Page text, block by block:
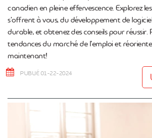
canadien en pleine effervescence. Explorez
s’offrent à vous, du développement de
durable, et obtenez des conseils pour réussir.
tendances du marché de l’emploi et
maintenant!
PUBLIÉ 01-22-2024